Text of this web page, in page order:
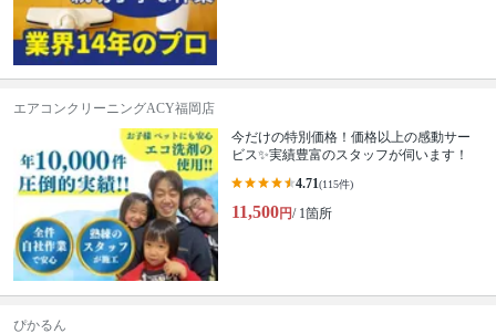
エアコンクリーニングACY福岡店
今だけの特別価格！価格以上の感動サー
ビス✨実績豊富のスタッフが伺います！
4.71(115件)
11,500円/ 1箇所
ぴかるん